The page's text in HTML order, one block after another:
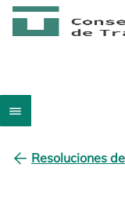
Resoluciones